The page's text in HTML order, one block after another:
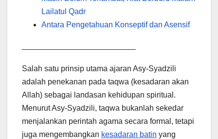
Lailatul Qadr
Antara Pengetahuan Konseptif dan Asensif
Salah satu prinsip utama ajaran Asy-Syadzili
adalah penekanan pada taqwa (kesadaran akan
Allah) sebagai landasan kehidupan spiritual.
Menurut Asy-Syadzili, taqwa bukanlah sekedar
menjalankan perintah agama secara formal, tetapi
juga mengembangkan kesadaran batin yang